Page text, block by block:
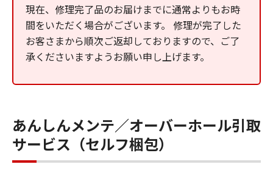
現在、修理完了品のお届けまでに通常よりもお時
間をいただく場合がございます。 修理が完了した
お客さまから順次ご返却しておりますので、ご了
承くださいますようお願い申し上げます。
あんしんメンテ／オーバーホール引取
サービス（セルフ梱包）